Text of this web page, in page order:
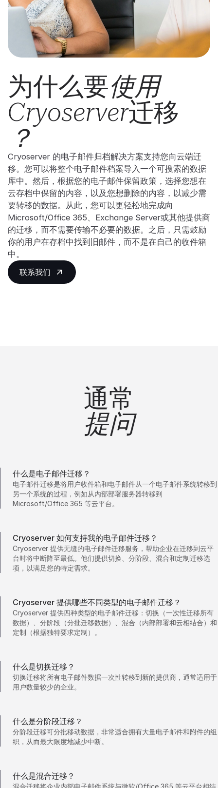
为什么要使用
Cryoserver迁移
？
Cryoserver 的电子邮件归档解决方案支持您向云端迁
移。您可以将整个电子邮件档案导入一个可搜索的数据
库中。然后，根据您的电子邮件保留政策，选择您想在
云存档中保留的内容，以及您想删除的内容，以减少需
要转移的数据。从此，您可以更轻松地完成向
Microsoft/Office 365、Exchange Server或其他提供商
的迁移，而不需要传输不必要的数据。之后，只需鼓励
你的用户在存档中找到旧邮件，而不是在自己的收件箱
中。
联系我们
通常
提问
什么是电子邮件迁移？
电子邮件迁移是将用户收件箱和电子邮件从一个电子邮件系统转移到
另一个系统的过程，例如从内部部署服务器转移到
Microsoft/Office 365 等云平台。
Cryoserver 如何支持我的电子邮件迁移？
Cryoserver 提供无缝的电子邮件迁移服务，帮助企业在迁移到云平
台时将中断降至最低。他们提供切换、分阶段、混合和定制迁移选
项，以满足您的特定需求。
Cryoserver 提供哪些不同类型的电子邮件迁移？
Cryoserver 提供四种类型的电子邮件迁移：切换（一次性迁移所有
数据）、分阶段（分批迁移数据）、混合（内部部署和云相结合）和
定制（根据独特要求定制）。
什么是切换迁移？
切换迁移将所有电子邮件数据一次性转移到新的提供商，通常适用于
用户数量较少的企业。
什么是分阶段迁移？
分阶段迁移可分批移动数据，非常适合拥有大量电子邮件和附件的组
织，从而最大限度地减少中断。
什么是混合迁移？
混合迁移将企业内部电子邮件系统与微软/Office 365 等云平台相结